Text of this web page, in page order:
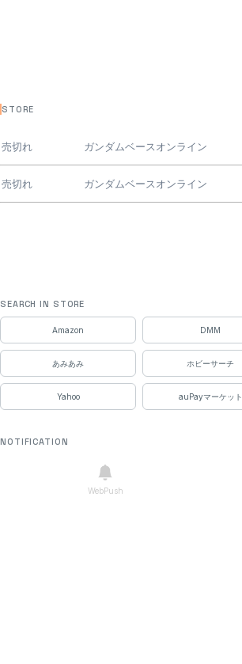
STORE
売切れ ガンダムベースオンライン
売切れ ガンダムベースオンライン
SEARCH IN STORE
Amazon DMM
あみあみ ホビーサーチ
Yahoo auPayマーケット
NOTIFICATION
WebPush